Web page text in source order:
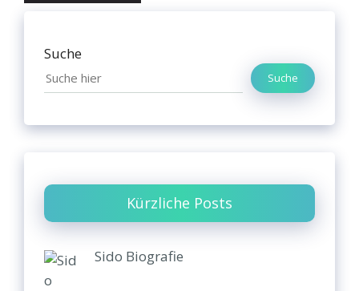
Suche
Suche
Kürzliche Posts
Sido Biografie